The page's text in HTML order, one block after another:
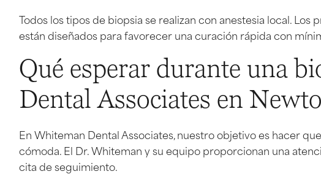
Todos los tipos de biopsia se realizan con anestesia local.
están diseñados para favorecer una curación rápida con
Qué esperar durante una
Dental Associates en
En Whiteman Dental Associates, nuestro objetivo es hacer
cómoda. El Dr. Whiteman y su equipo proporcionan una
cita de seguimiento.